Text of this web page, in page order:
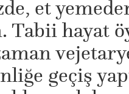
et
hayat
geçiş